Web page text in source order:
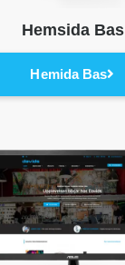
Hemsida Bas
Hemida Bas